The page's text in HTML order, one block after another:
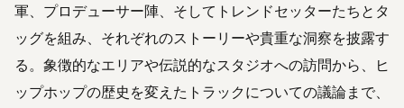
軍、プロデューサー陣、そしてトレンドセッターたちとタ
ッグを組み、それぞれのストーリーや貴重な洞察を披露す
る。象徴的なエリアや伝説的なスタジオへの訪問から、ヒ
ップホップの歴史を変えたトラックについての議論まで、